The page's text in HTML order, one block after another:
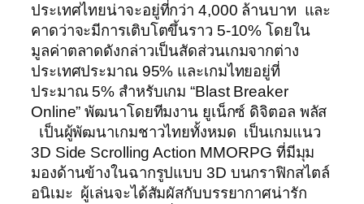
ประเทศไทยน่าจะอยู่ที่กว่า 4,000 ล้านบาท และ
คาดว่าจะมีการเติบโตขึ้นราว 5-10% โดยใน
มูลค่าตลาดดังกล่าวเป็นสัดส่วนเกมจากต่าง
ประเทศประมาณ 95% และเกมไทยอยู่ที่
ประมาณ 5% สำหรับเกม “Blast Breaker
Online” พัฒนาโดยทีมงาน ยูเน็กซ์ ดิจิตอล พลัส
เป็นผู้พัฒนาเกมชาวไทยทั้งหมด เป็นเกมแนว
3D Side Scrolling Action MMORPG ที่มีมุม
มองด้านข้างในฉากรูปแบบ 3D บนกราฟิกสไตล์
อนิเมะ ผู้เล่นจะได้สัมผัสกับบรรยากาศน่ารัก